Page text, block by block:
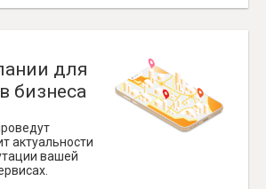
для
бизнеса
актуальности
вашей